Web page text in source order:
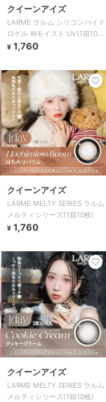
クイーンアイズ
LARME ラルム シリコンハイド
ロゲル Wモイスト UV(1箱10
枚)
¥ 1,760
クイーンアイズ
LARME MELTY SERIES ラルム
メルティシリーズ(1箱10枚)
¥ 1,760
クイーンアイズ
LARME MELTY SERIES ラルム
メルティシリーズ(1箱10枚)